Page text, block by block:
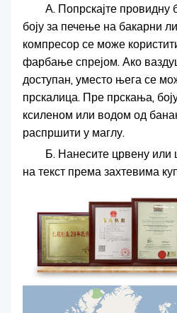
А. Попрскајте провидну
боју за печење на бакарни
компресор се може
фарбање спрејом. Ако
доступан, уместо њега се
прскалица. Пре прскања,
ксиленом или водом од
распршити у маглу.
Б. Нанесите црвену или
на текст према захтевима